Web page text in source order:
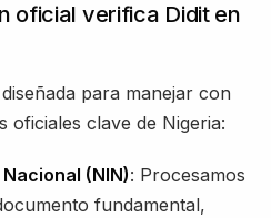
oficial verifica Didit en
para manejar con
oficiales clave de Nigeria:
(NIN): Procesamos
fundamental,